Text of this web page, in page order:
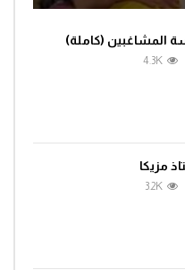
المشاغبين (كاملة)
4.3K
مزيكا
3.2K